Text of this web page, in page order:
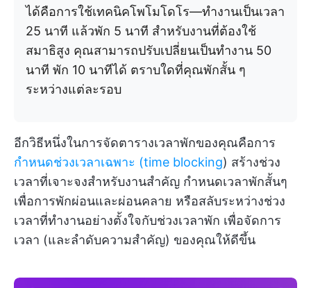
ได้คือการใช้เทคนิคโพโมโดโร—ทำงานเป็นเวลา
25 นาที แล้วพัก 5 นาที สำหรับงานที่ต้องใช้
สมาธิสูง คุณสามารถปรับเปลี่ยนเป็นทำงาน 50
นาที พัก 10 นาทีได้ ตราบใดที่คุณพักสั้น ๆ
ระหว่างแต่ละรอบ
อีกวิธีหนึ่งในการจัดตารางเวลาพักของคุณคือการ
กำหนดช่วงเวลาเฉพาะ (time blocking) สร้างช่วง
เวลาที่เจาะจงสำหรับงานสำคัญ กำหนดเวลาพักสั้นๆ
เพื่อการพักผ่อนและผ่อนคลาย หรือสลับระหว่างช่วง
เวลาที่ทำงานอย่างตั้งใจกับช่วงเวลาพัก เพื่อจัดการ
เวลา (และลำดับความสำคัญ) ของคุณให้ดีขึ้น